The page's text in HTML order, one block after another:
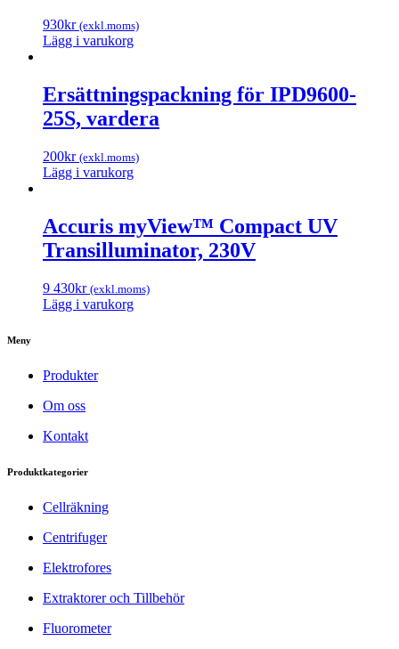
930kr (exkl.moms)
Lägg i varukorg
Ersättningspackning för IPD9600-
25S, vardera
200kr (exkl.moms)
Lägg i varukorg
Accuris myView™ Compact UV
Transilluminator, 230V
9 430kr (exkl.moms)
Lägg i varukorg
Meny
Produkter
Om oss
Kontakt
Produktkategorier
Cellräkning
Centrifuger
Elektrofores
Extraktorer och Tillbehör
Fluorometer